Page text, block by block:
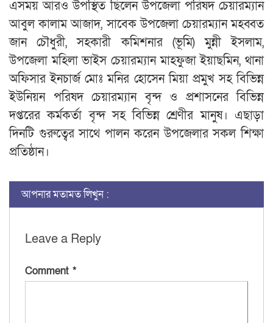
এসময় আরও উপস্থিত ছিলেন উপজেলা পরিষদ চেয়ারম্যান
আবুল কালাম আজাদ, সাবেক উপজেলা চেয়ারম্যান মহব্বত
জান চৌধুরী, সহকারী কমিশনার (ভূমি) মুন্নী ইসলাম,
উপজেলা মহিলা ভাইস চেয়ারম্যান মাহফুজা ইয়াছমিন, থানা
অফিসার ইনচার্জ মোঃ মনির হোসেন মিয়া প্রমুখ সহ বিভিন্ন
ইউনিয়ন পরিষদ চেয়ারম্যান বৃন্দ ও প্রশাসনের বিভিন্ন
দপ্তরের কর্মকর্তা বৃন্দ সহ বিভিন্ন শ্রেণীর মানুষ। এছাড়া
দিনটি গুরুত্বের সাথে পালন করেন উপজেলার সকল শিক্ষা
প্রতিষ্ঠান।
আপনার মতামত লিখুন :
Leave a Reply
Comment *